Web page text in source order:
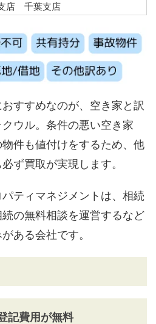
店 千葉支店
すすめなのが、空き家と訳
ウル。条件の悪い空き家
件も値付けをするため、他
ず買取が実現します。
ティマネジメントは、相続
の無料相談を運営するなど
ある会社です。
記費用が無料